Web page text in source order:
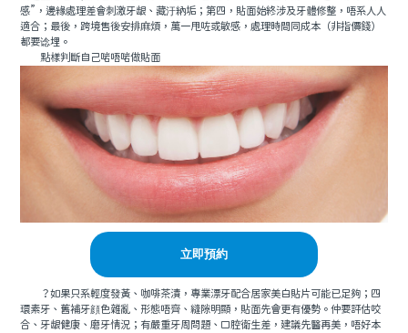
感”，邊緣處理差會刺激牙龈、藏汙納垢；第四，貼面始終涉及牙體修整，唔系人人
適合；最後，跨境售後安排麻煩，萬一甩咗或敏感，處理時間同成本（非指價錢）
都要谂埋。
點樣判斷自己啱唔啱做貼面
立即預約
？如果只系輕度發黃、咖啡茶漬，專業漂牙配合居家美白貼片可能已足夠；四
環素牙、舊補牙顔色雜亂、形態唔齊、縫隙明顯，貼面先會更有優勢。仲要評估咬
合、牙龈健康、磨牙情況；有嚴重牙周問題、口腔衛生差，建議先醫再美，唔好本